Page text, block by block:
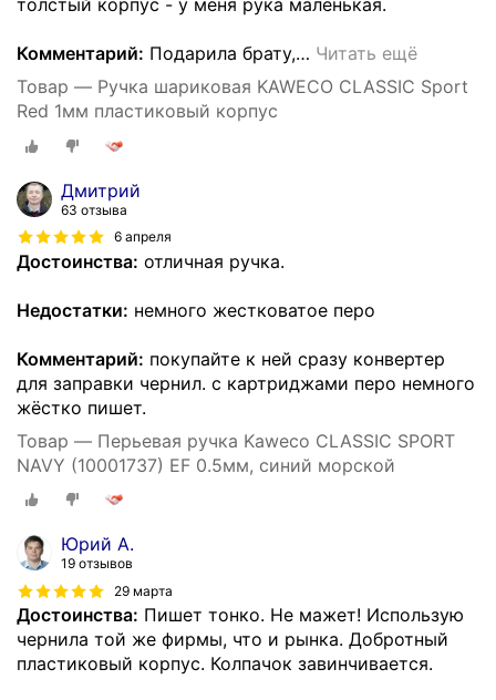
Комментарий: Подарила брату,… Читать ещё
Товар — Ручка шариковая KAWECO CLASSIC Sport
Red 1мм пластиковый корпус
Дмитрий
63 отзыва
6 апреля
Достоинства: отличная ручка.
Недостатки: немного жестковатое перо
Комментарий: покупайте к ней сразу конвертер
для заправки чернил. с картриджами перо немного
жёстко пишет.
Товар — Перьевая ручка Kaweco CLASSIC SPORT
NAVY (10001737) EF 0.5мм, синий морской
Юрий А.
19 отзывов
29 марта
Достоинства: Пишет тонко. Не мажет! Использую
чернила той же фирмы, что и рынка. Добротный
пластиковый корпус. Колпачок завинчивается.